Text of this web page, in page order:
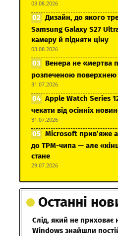
03.08.2026
Дизайн, до якого
Samsung Galaxy S27
камеру й підняти ціну
03.08.2026
Венера не «мертва
розпеченою поверхнею
31.07.2026
Apple Watch Series
чекати від осінніх
31.07.2026
Microsoft прив’яже
до TPM-чипа — але
стане
29.07.2026
Останні
Слід, який не приховає
Windows знайшли